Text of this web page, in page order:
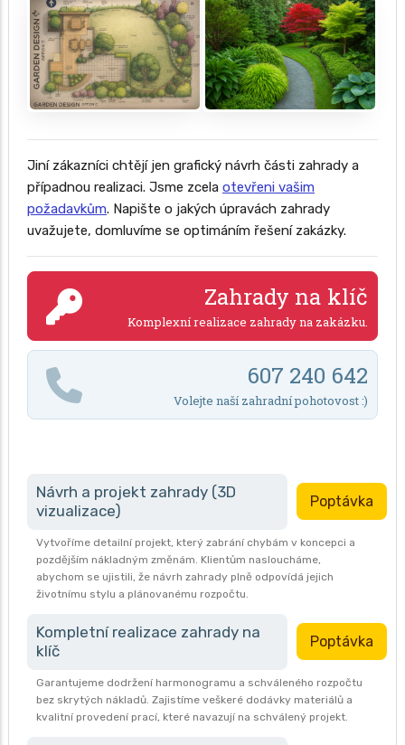
Jiní zákazníci chtějí jen grafický návrh části zahrady a
případnou realizaci. Jsme zcela otevřeni vašim
požadavkům. Napište o jakých úpravách zahrady
uvažujete, domluvíme se optimáním řešení zakázky.
Zahrady na klíč
Komplexní realizace zahrady na zakázku.
607 240 642
Volejte naší zahradní pohotovost :)
Návrh a projekt zahrady (3D
vizualizace)
Poptávka
Vytvoříme detailní projekt, který zabrání chybám v koncepci a
pozdějším nákladným změnám. Klientům nasloucháme,
abychom se ujistili, že návrh zahrady plně odpovídá jejich
životnímu stylu a plánovanému rozpočtu.
Kompletní realizace zahrady na
klíč
Poptávka
Garantujeme dodržení harmonogramu a schváleného rozpočtu
bez skrytých nákladů. Zajistíme veškeré dodávky materiálů a
kvalitní provedení prací, které navazují na schválený projekt.